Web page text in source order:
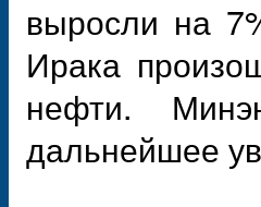
выросли на
Ирака
нефти.
дальнейшее